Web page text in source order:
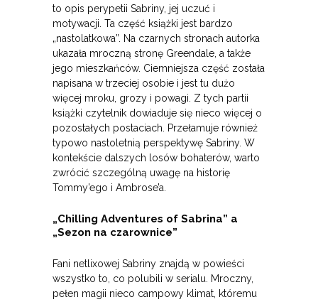
to opis perypetii Sabriny, jej uczuć i
motywacji. Ta część książki jest bardzo
„nastolatkowa”. Na czarnych stronach autorka
ukazała mroczną stronę Greendale, a także
jego mieszkańców. Ciemniejsza część została
napisana w trzeciej osobie i jest tu dużo
więcej mroku, grozy i powagi. Z tych partii
książki czytelnik dowiaduje się nieco więcej o
pozostałych postaciach. Przełamuje również
typowo nastoletnią perspektywę Sabriny. W
kontekście dalszych losów bohaterów, warto
zwrócić szczególną uwagę na historię
Tommy’ego i Ambrose’a.
„Chilling Adventures of Sabrina” a
„Sezon na czarownice”
Fani netlixowej Sabriny znajdą w powieści
wszystko to, co polubili w serialu. Mroczny,
pełen magii nieco campowy klimat, któremu